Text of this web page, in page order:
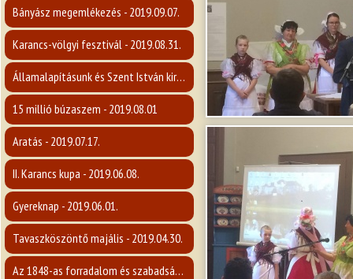
Bányász megemlékezés - 2019.09.07.
Karancs-völgyi fesztivál - 2019.08.31.
Államalapításunk és Szent István király ünnepe
15 millió búzaszem - 2019.08.01
Aratás - 2019.07.17.
II. Karancs kupa - 2019.06.08.
Gyereknap - 2019.06.01.
Tavaszköszöntő majális - 2019.04.30.
Az 1848-as forradalom és szabadságharc emlékére - 2019.03.14.